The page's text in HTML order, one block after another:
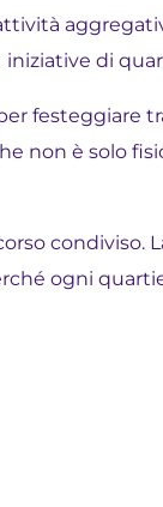
di
festeggiare
non è solo
condiviso.
ogni